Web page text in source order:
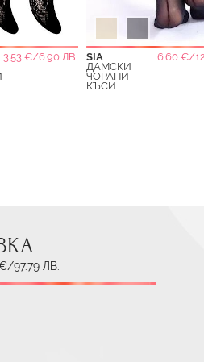
3.53 €/6.90 ЛВ.
SIA
6.60 €/
ДАМСКИ
ЧОРАПИ
КЪСИ
97.79 ЛВ.